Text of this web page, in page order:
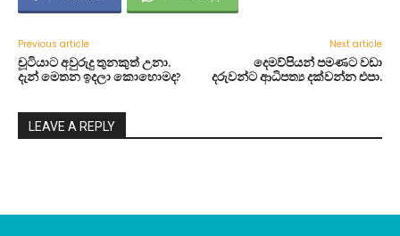
Previous article
චූටියාට අවුරුදු තුනකුත් උනා.
දැන් මෙතන ඉදලා කොහොමද?
Next article
දෙමව්පියන් පමණට වඩා
දරුවන්ට ආධිපත්‍ය දක්වන්න එපා.
LEAVE A REPLY